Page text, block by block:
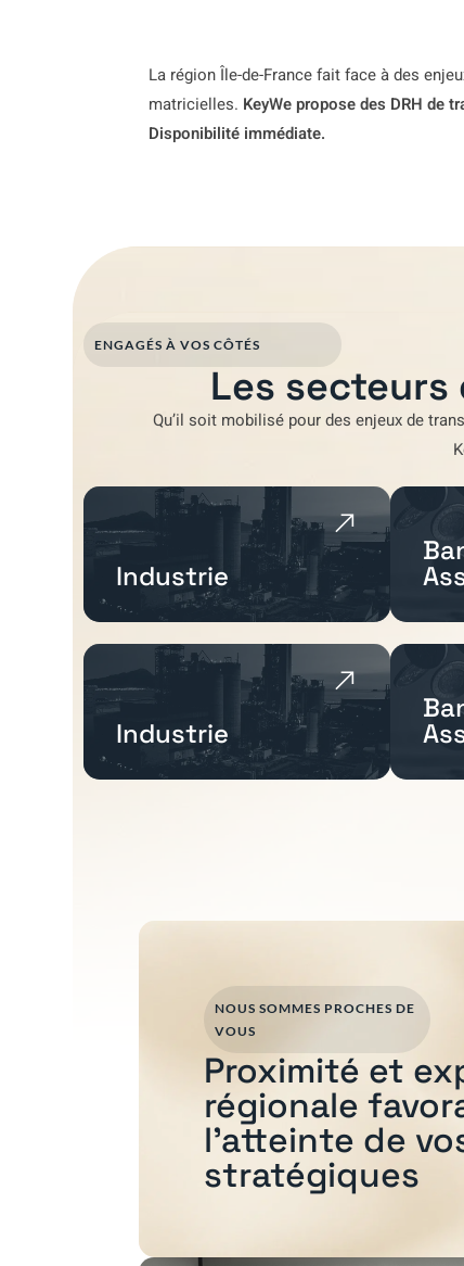
La région Île-de-France fait face à des
matricielles. KeyWe propose des DRH de
Disponibilité immédiate.
ENGAGÉS À VOS CÔTÉS
Les
Qu’il soit mobilisé pourdes enjeux de
Industrie
Industrie
NOUS SOMMES PROCHES DE
VOUS
Proximité et
régionale
l'atteinte de
stratégiques